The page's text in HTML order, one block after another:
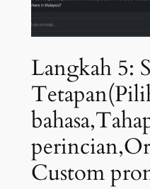
Langkah 5:
Custom